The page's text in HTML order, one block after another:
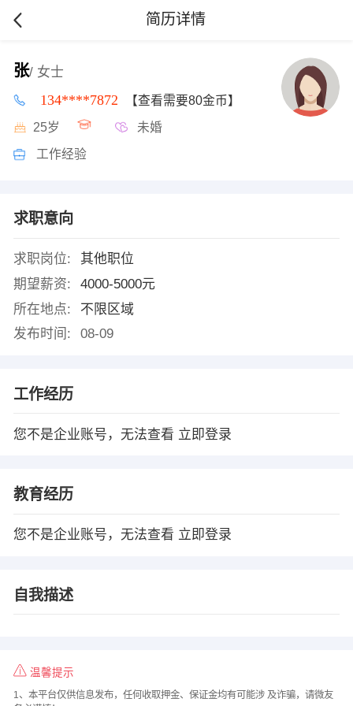
简历详情
张/ 女士
134****7872 【查看需要80金币】
25岁 未婚
工作经验
求职意向
求职岗位:
其他职位
期望薪资:
4000-5000元
所在地点:
不限区域
发布时间:
08-09
工作经历
您不是企业账号，无法查看 立即登录
教育经历
您不是企业账号，无法查看 立即登录
自我描述
温馨提示
1、本平台仅供信息发布，任何收取押金、保证金均有可能涉 及诈骗，请微友